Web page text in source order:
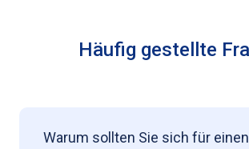
Häufig gestellte
Warum sollten Sie sich für